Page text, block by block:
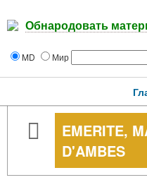
Обнародовать
MD Мир
EMERITE,
D'AMBES